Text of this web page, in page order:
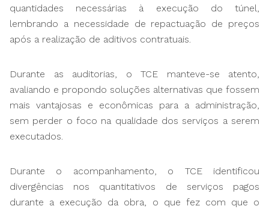
quantidades necessárias à execução do túnel,
lembrando a necessidade de repactuação de preços
após a realização de aditivos contratuais.
Durante as auditorias, o TCE manteve-se atento,
avaliando e propondo soluções alternativas que fossem
mais vantajosas e econômicas para a administração,
sem perder o foco na qualidade dos serviços a serem
executados.
Durante o acompanhamento, o TCE identificou
divergências nos quantitativos de serviços pagos
durante a execução da obra, o que fez com que o